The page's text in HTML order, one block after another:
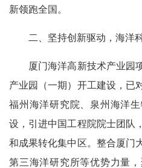
新领跑全国。
二、坚持创新驱动，海洋
厦门海洋高新技术产业园
产业园（一期）开工建设，已
福州海洋研究院、泉州海洋
设，引进中国工程院院士团队
和成果转化集中区。整合厦门
第三海洋研究所等优势力量